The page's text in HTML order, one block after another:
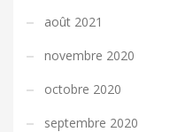
août 2021
novembre 2020
octobre 2020
septembre 2020